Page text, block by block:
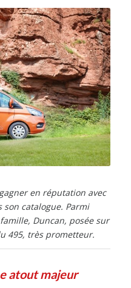
en réputation avec
catalogue. Parmi
Duncan, posée sur
495, très prometteur.
atout majeur